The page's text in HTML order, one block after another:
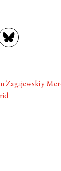
Zagajewski y